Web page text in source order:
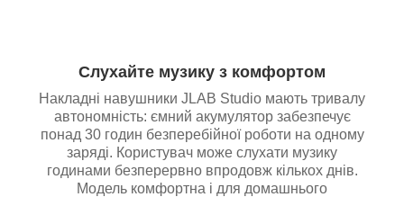
Слухайте музику з комфортом
Накладні навушники JLAB Studio мають тривалу
автономність: ємний акумулятор забезпечує
понад 30 годин безперебійної роботи на одному
заряді. Користувач може слухати музику
годинами безперервно впродовж кількох днів.
Модель комфортна і для домашнього